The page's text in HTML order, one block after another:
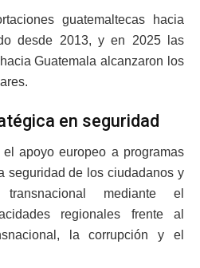
guatemaltecas hacia
desde 2013, y en 2025 las
Guatemala alcanzaron los
en seguridad
apoyo europeo a programas
seguridad de los ciudadanos y
mediante el
regionales frente al
la corrupción y el